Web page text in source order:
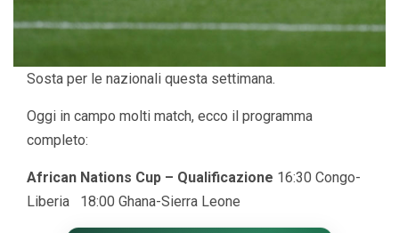
Sosta per le nazionali questa settimana.
Oggi in campo molti match, ecco il programma
completo:
African Nations Cup – Qualificazione 16:30 Congo-
Liberia 18:00 Ghana-Sierra Leone